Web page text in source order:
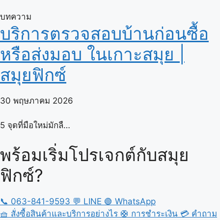
บทความ
บริการตรวจสอบบ้านก่อนซื้อ
หรือส่งมอบ ในเกาะสมุย |
สมุยฟิกซ์
30 พฤษภาคม 2026
5 จุดที่มือใหม่มักลื…
พร้อมเริ่มโปรเจกต์กับสมุย
ฟิกซ์?
📞 063-841-9593 💬 LINE 🟢 WhatsApp
🧺 สั่งซื้อสินค้าและบริการอย่างไร 🛟 การชำระเงิน 💳 คำถาม